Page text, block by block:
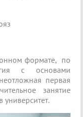
формате, по
с основами
первая
занятие